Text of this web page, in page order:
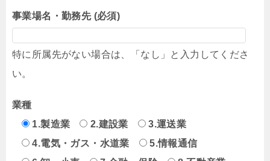
事業場名・勤務先 (必須)
特に所属先がない場合は、「なし」と入力してくださ
い。
業種
1.製造業
2.建設業
3.運送業
4.電気・ガス・水道業
5.情報通信